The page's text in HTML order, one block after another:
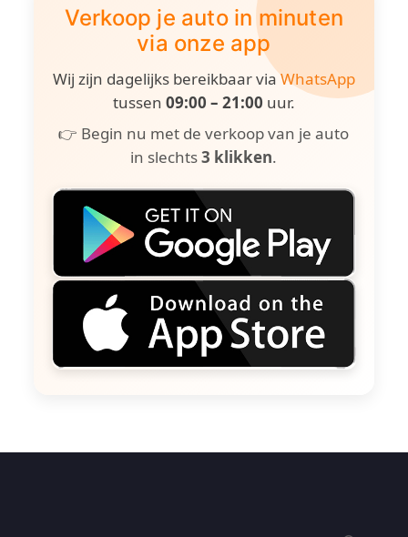
Verkoop je auto in minuten
via onze app
Wij zijn dagelijks bereikbaar viaWhatsApp
tussen 09:00 – 21:00 uur.
👉 Begin nu met de verkoop van je auto
in slechts3 klikken.